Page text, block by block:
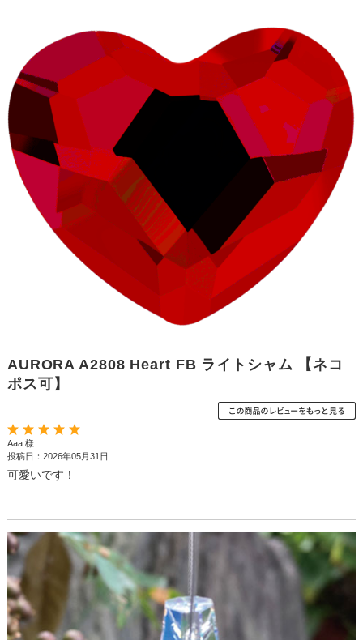
AURORA A2808 Heart FB ライトシャム 【ネコ
ポス可】
Aaa 様
投稿日：2026年05月31日
可愛いです！